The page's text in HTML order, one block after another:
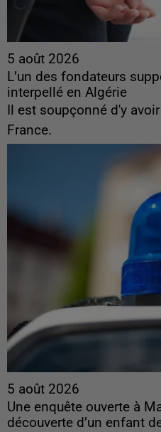
5 août 2026
L’un des fondateurs
interpellé en Algérie
Il est soupçonné d'y
France.
5 août 2026
Une enquête ouverte à
découverte d’un enfant